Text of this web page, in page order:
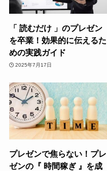
「 読むだけ 」のプレゼン
を卒業！効果的に伝えるた
めの実践ガイド
2025年7月17日
プレゼンで焦らない！プレ
ゼンの『 時間稼ぎ 』を成